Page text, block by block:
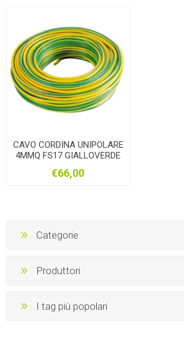
CAVO CORDINA UNIPOLARE
4MMQ FS17 GIALLOVERDE
€66,00
Categorie
Produttori
I tag più popolari